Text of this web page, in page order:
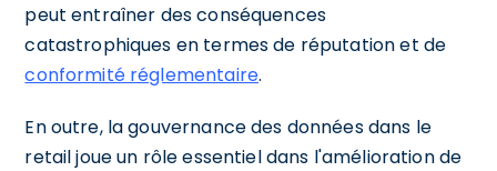
peut entraîner des conséquences
catastrophiques en termes de réputation et de
conformité réglementaire.
En outre, la gouvernance des données dans le
retail joue un rôle essentiel dans l'amélioration de